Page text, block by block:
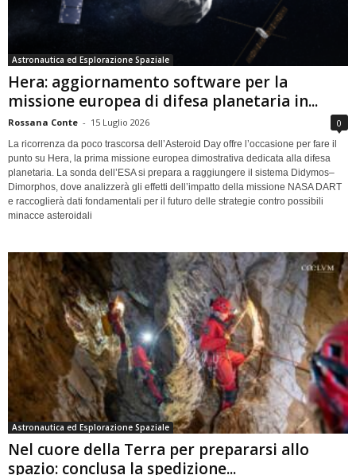
Astronautica ed Esplorazione Spaziale
Hera: aggiornamento software per la
missione europea di difesa planetaria in...
Rossana Conte - 15 Luglio 2026 0
La ricorrenza da poco trascorsa dell’Asteroid Day offre l’occasione per fare il
punto su Hera, la prima missione europea dimostrativa dedicata alla difesa
planetaria. La sonda dell’ESA si prepara a raggiungere il sistema Didymos–
Dimorphos, dove analizzerà gli effetti dell’impatto della missione NASA DART
e raccoglierà dati fondamentali per il futuro delle strategie contro possibili
minacce asteroidali
Astronautica ed Esplorazione Spaziale
Nel cuore della Terra per prepararsi allo
spazio: conclusa la spedizione...